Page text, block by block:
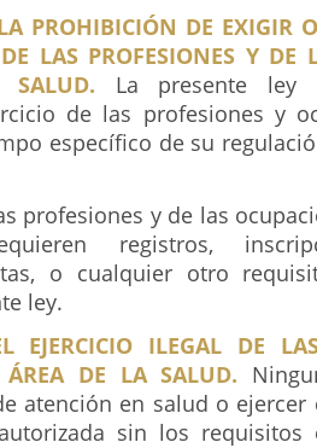
PROHIBICIÓN DE EXIGIR
LAS PROFESIONES Y DE
La presente ley
de las profesiones y
específico de su
profesiones y de las
registros,
o cualquier otro
ley.
EJERCICIO ILEGAL DE
ÁREA DE LA SALUD.
atención en salud o ejercer
sin los requisitos